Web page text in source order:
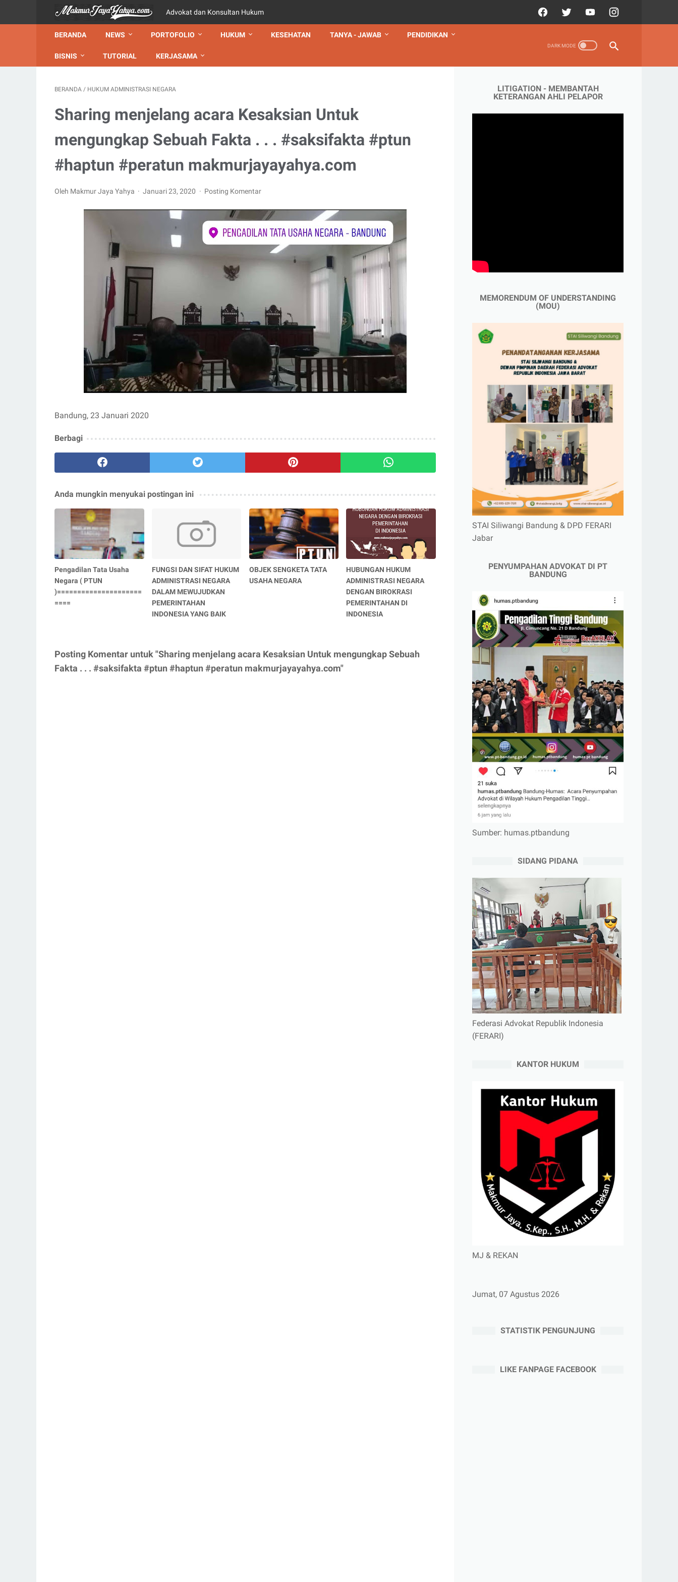
Advokat dan Konsultan Hukum
BERANDA NEWS PORTOFOLIO HUKUM KESEHATAN TANYA - JAWAB PENDIDIKAN
BISNIS TUTORIAL KERJASAMA
BERANDA / HUKUM ADMINISTRASI NEGARA
Sharing menjelang acara Kesaksian Untuk
mengungkap Sebuah Fakta . . . #saksifakta #ptun
#haptun #peratun makmurjayayahya.com
Oleh Makmur Jaya Yahya Januari 23, 2020 Posting Komentar
Bandung, 23 Januari 2020
Berbagi
Anda mungkin menyukai postingan ini
Pengadilan Tata Usaha
Negara ( PTUN
)=====================
====
FUNGSI DAN SIFAT HUKUM
ADMINISTRASI NEGARA
DALAM MEWUJUDKAN
PEMERINTAHAN
INDONESIA YANG BAIK
OBJEK SENGKETA TATA
USAHA NEGARA
HUBUNGAN HUKUM
ADMINISTRASI NEGARA
DENGAN BIROKRASI
PEMERINTAHAN DI
INDONESIA
Posting Komentar untuk "Sharing menjelang acara Kesaksian Untuk mengungkap Sebuah
Fakta . . . #saksifakta #ptun #haptun #peratun makmurjayayahya.com"
LITIGATION - MEMBANTAH
KETERANGAN AHLI PELAPOR
MEMORENDUM OF UNDERSTANDING
(MOU)
STAI Siliwangi Bandung & DPD FERARI
Jabar
PENYUMPAHAN ADVOKAT DI PT
BANDUNG
Sumber: humas.ptbandung
SIDANG PIDANA
Federasi Advokat Republik Indonesia
(FERARI)
KANTOR HUKUM
MJ & REKAN
Jumat, 07 Agustus 2026
STATISTIK PENGUNJUNG
LIKE FANPAGE FACEBOOK